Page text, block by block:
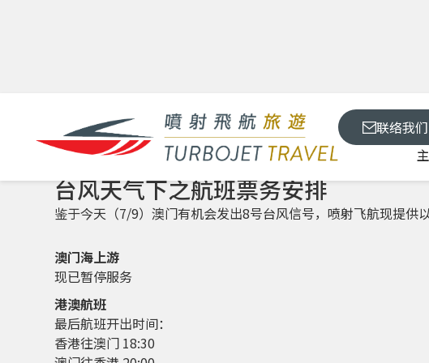
联络我们
台风天气下之航班票务安排
鉴于今天（7/9）澳门有机会发出8号台风信号，喷射飞航现提供
澳门海上游
现已暂停服务
港澳航班
最后航班开出时间：
香港往澳门 18:30